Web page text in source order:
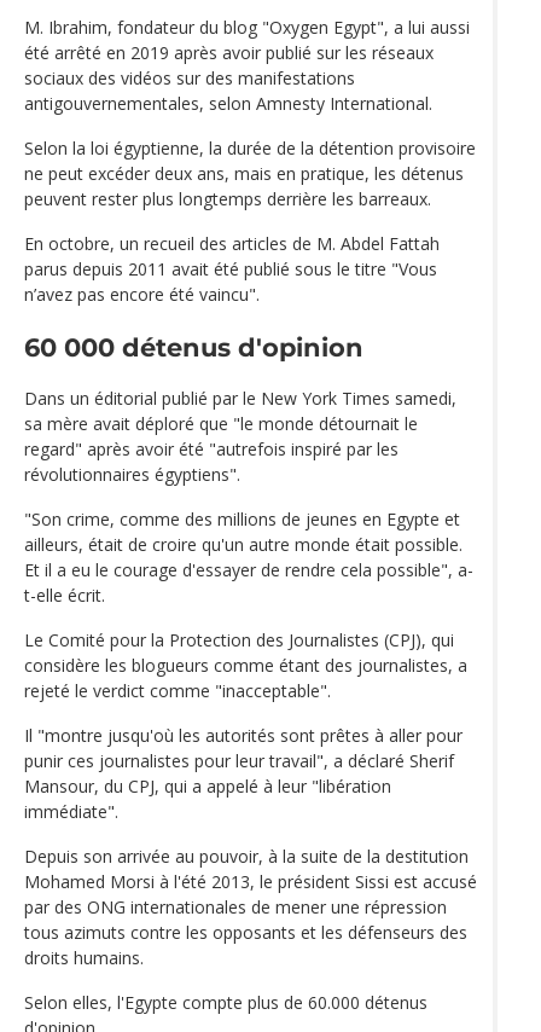
M. Ibrahim, fondateur du blog "Oxygen Egypt", a lui aussi
été arrêté en 2019 après avoir publié sur les réseaux
sociaux des vidéos sur des manifestations
antigouvernementales, selon Amnesty International.
Selon la loi égyptienne, la durée de la détention provisoire
ne peut excéder deux ans, mais en pratique, les détenus
peuvent rester plus longtemps derrière les barreaux.
En octobre, un recueil des articles de M. Abdel Fattah
parus depuis 2011 avait été publié sous le titre "Vous
n’avez pas encore été vaincu".
60 000 détenus d'opinion
Dans un éditorial publié par le New York Times samedi,
sa mère avait déploré que "le monde détournait le
regard" après avoir été "autrefois inspiré par les
révolutionnaires égyptiens".
"Son crime, comme des millions de jeunes en Egypte et
ailleurs, était de croire qu'un autre monde était possible.
Et il a eu le courage d'essayer de rendre cela possible", a-
t-elle écrit.
Le Comité pour la Protection des Journalistes (CPJ), qui
considère les blogueurs comme étant des journalistes, a
rejeté le verdict comme "inacceptable".
Il "montre jusqu'où les autorités sont prêtes à aller pour
punir ces journalistes pour leur travail", a déclaré Sherif
Mansour, du CPJ, qui a appelé à leur "libération
immédiate".
Depuis son arrivée au pouvoir, à la suite de la destitution
Mohamed Morsi à l'été 2013, le président Sissi est accusé
par des ONG internationales de mener une répression
tous azimuts contre les opposants et les défenseurs des
droits humains.
Selon elles, l'Egypte compte plus de 60.000 détenus